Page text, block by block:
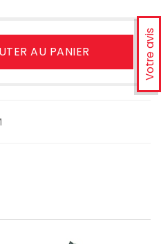
Votre avis
AU PANIER